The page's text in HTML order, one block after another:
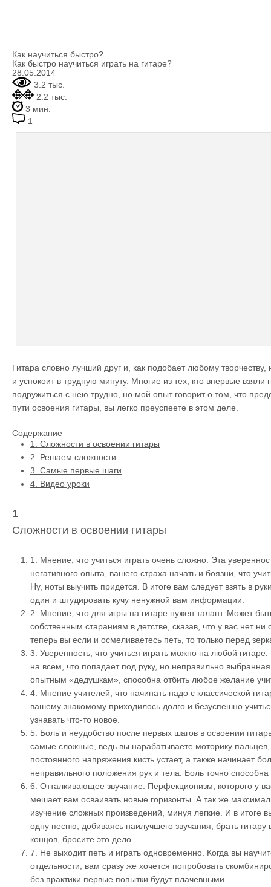
Как научиться быстро?
Как быстро научиться играть на гитаре?
28.05.2014
3.2 тыс.
2.2 тыс.
3 мин.
1
Гитара словно лучший друг и, как подобает любому
и успокоит в трудную минуту. Многие из тех, кто впервые взяли
подружиться с нею трудно, но мой опыт говорит о том, что
пути освоения гитары, вы легко преуспеете в этом деле.
Содержание
1.
Сложности в освоении гитары
2.
Решаем сложности
3. Самые первые шаги
4. Видео уроки
1
Сложности в освоении гитары
1. Мнение, что учиться играть очень сложно. Эта
негативного опыта, вашего страха начать и боязни, что
Ну, ноты выучить придется. В итоге вам следует взять в
один и штудировать кучу ненужной вам информации.
2. Мнение, что для игры на гитаре нужен талант. Может
собственным стараниям в детстве, сказав, что у вас нет ни
теперь вы если и осмеливаетесь петь, то только перед
3. Уверенность, что учиться играть можно на любой
на всем, что попадает под руку, но неправильно
опытным «дедушкам», способна отбить любое желание
4. Мнение учителей, что начинать надо с классической
вашему знакомому приходилось долго и безуспешно
узнавать что-то новое.
5. Боль и неудобство после первых шагов в освоении
самые сложные, ведь вы нарабатываете моторику пальцев,
постоянного напряжения кисть устает, а также начинает
неправильного положения рук и тела. Боль точно способна
6. Отталкивающее звучание. Перфекционизм, которого у
мешает вам осваивать новые горизонты. А так же
изучение сложных произведений, минуя легкие. И в итоге
одну песню, добиваясь наилучшего звучания, брать гитару
концов, бросите это дело.
7. Не выходит петь и играть одновременно. Когда вы
отдельности, вам сразу же хочется попробовать
без практики первые попытки будут плачевными.